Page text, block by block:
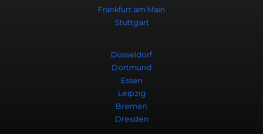
Frankfurt am Main
Stuttgart
Düsseldorf
Dortmund
Essen
Leipzig
Bremen
Dresden